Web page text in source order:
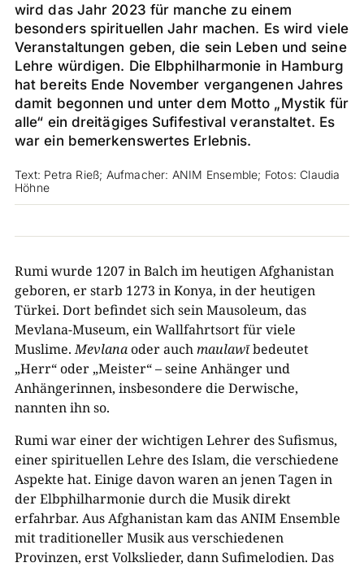
wird das Jahr 2023 für manche zu einem
besonders spirituellen Jahr machen. Es wird viele
Veranstaltungen geben, die sein Leben und seine
Lehre würdigen. Die Elbphilharmonie in Hamburg
hat bereits Ende November vergangenen Jahres
damit begonnen und unter dem Motto „Mystik für
alle“ ein dreitägiges Sufifestival veranstaltet. Es
war ein bemerkenswertes Erlebnis.
Text: Petra Rieß; Aufmacher: ANIM Ensemble; Fotos: Claudia
Höhne
Rumi wurde 1207 in Balch im heutigen Afghanistan
geboren, er starb 1273 in Konya, in der heutigen
Türkei. Dort befindet sich sein Mausoleum, das
Mevlana-Museum, ein Wallfahrtsort für viele
Muslime.Mevlanaoder auchmaulawībedeutet
„Herr“ oder „Meister“ – seine Anhänger und
Anhängerinnen, insbesondere die Derwische,
nannten ihn so.
Rumi war einer der wichtigen Lehrer des Sufismus,
einer spirituellen Lehre des Islam, die verschiedene
Aspekte hat. Einige davon waren an jenen Tagen in
der Elbphilharmonie durch die Musik direkt
erfahrbar. Aus Afghanistan kam das ANIM Ensemble
mit traditioneller Musik aus verschiedenen
Provinzen, erst Volkslieder, dann Sufimelodien. Das